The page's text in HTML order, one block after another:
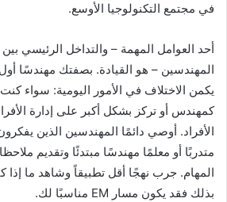
في مجتمع التكنولوجيا الأوسع.
أحد العوامل المهمة – والتداخل الرئيسي
المهندسين – هو القيادة. بصفتك مهندسًا
يكمن الاختلاف في الأمور اليومية: سواء
كمهندس أو تركز بشكل أكبر على إدارة
الأفراد. أوصي دائمًا المهندسين الذين
متدربًا أو معلمًا مهندسًا مبتدئًا وتقديم
المهام. جرب نهجًا أقل تطبيقاً وشاهد ما
بذلك فقد يكون مسار EM مناسبًا لك.